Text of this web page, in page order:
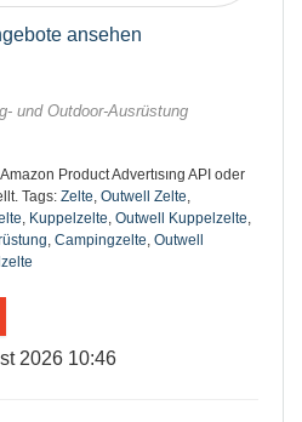
ansehen
und Outdoor-Ausrüstung
Product Advertısıng API oder
Tags: Zelte Outwell Zelte
Kuppelzelte Outwell Kuppelzelte
Campingzelte Outwell
2026 10:46